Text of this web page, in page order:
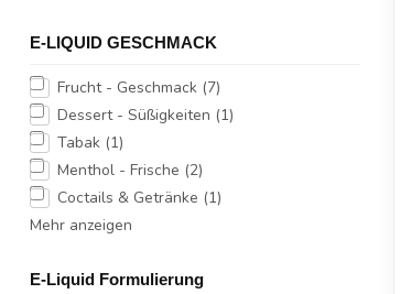
E-LIQUID GESCHMACK
Frucht - Geschmack (7)
Dessert - Süßigkeiten (1)
Tabak (1)
Menthol - Frische (2)
Coctails & Getränke (1)
Mehr anzeigen
E-Liquid Formulierung